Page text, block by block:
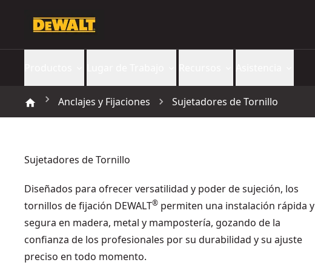
Anclajes y Fijaciones Sujetadores de Tornillo
Sujetadores de Tornillo
Diseñados para ofrecer versatilidad y poder de sujeción, los
tornillos de fijación DEWALT® permiten una instalación rápida y
segura en madera, metal y mampostería, gozando de la
confianza de los profesionales por su durabilidad y su ajuste
preciso en todo momento.